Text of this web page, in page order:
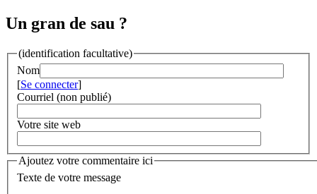
Un gran de sau ?
(identification facultative)
Nom
[Se connecter]
Courriel (non publié)
Votre site web
Ajoutez votre commentaire ici
Texte de votre message